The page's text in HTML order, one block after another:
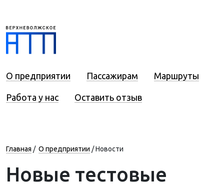
О предприятии Пассажирам Маршруты
Работа у нас Оставить отзыв
Главная / О предприятии /Новости
Новые тестовые